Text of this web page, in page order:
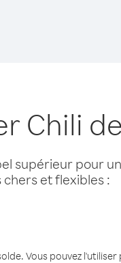
Chili
supérieur pour
et flexibles :
Vous pouvez